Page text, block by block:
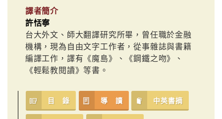
譯者簡介
許恬寧
台大外文、師大翻譯研究所畢，曾任職於金融
機構，現為自由文字工作者，從事雜誌與書籍
編譯工作，譯有《魔島》、《鋼鐵之吻》、
《輕鬆教閱讀》等書。
目 錄 導 讀 中英書摘